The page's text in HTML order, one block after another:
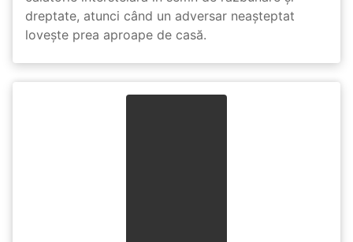
dreptate, atunci când un adversar neașteptat
lovește prea aproape de casă.